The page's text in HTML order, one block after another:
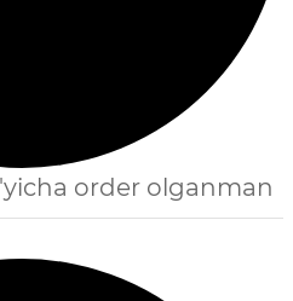
order olganman